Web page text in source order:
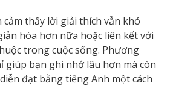
cảm thấy lời giải thích vẫn khó
hóa hơn nữa hoặc liên kết với
trong cuộc sống. Phương
giúp bạn ghi nhớ lâu hơn mà còn
đạt bằng tiếng Anh một cách